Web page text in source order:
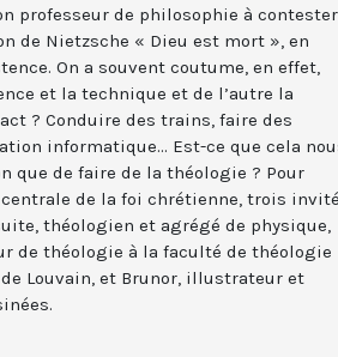
professeur de philosophie à contester
de Nietzsche « Dieu est mort », en
On a souvent coutume, en effet,
et la technique et de l’autre la
? Conduire des trains, faire des
informatique... Est-ce que cela
de faire de la théologie ? Pour
de la foi chrétienne, trois
théologien et agrégé de physique,
de théologie à la faculté de théologie
Louvain, et Brunor, illustrateur et